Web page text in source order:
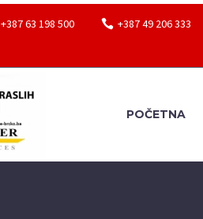
+387 63 198 500 +387 49 206 333
POČETNA